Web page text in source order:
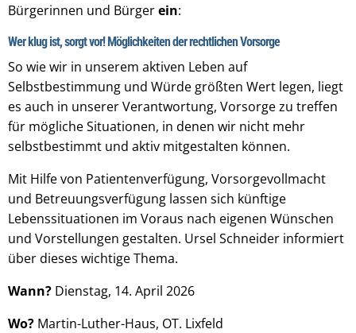
Bürgerinnen und Bürgerein:
Wer klug ist, sorgt vor! Möglichkeiten der rechtlichen Vorsorge
So wie wir in unserem aktiven Leben auf
Selbstbestimmung und Würde größten Wert legen, liegt
es auch in unserer Verantwortung, Vorsorge zu treffen
für mögliche Situationen, in denen wir nicht mehr
selbstbestimmt und aktiv mitgestalten können.
Mit Hilfe von Patientenverfügung, Vorsorgevollmacht
und Betreuungsverfügung lassen sich künftige
Lebenssituationen im Voraus nach eigenen Wünschen
und Vorstellungen gestalten. Ursel Schneider informiert
über dieses wichtige Thema.
Wann? Dienstag, 14. April 2026
Wo? Martin-Luther-Haus, OT. Lixfeld